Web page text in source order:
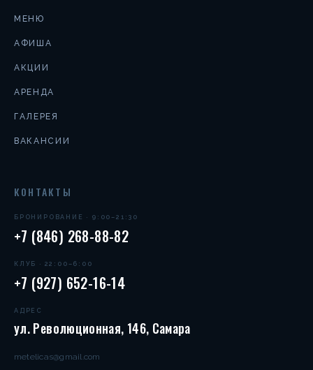
МЕНЮ
АФИША
АКЦИИ
АРЕНДА
ГАЛЕРЕЯ
ВАКАНСИИ
КОНТАКТЫ
БРОНИРОВАНИЕ · 9:00–21:30
+7 (846) 268-88-82
КЛУБ · 22:00–6:00
+7 (927) 652-16-14
АДРЕС
ул. Революционная, 146, Самара
metelicas@gmail.com